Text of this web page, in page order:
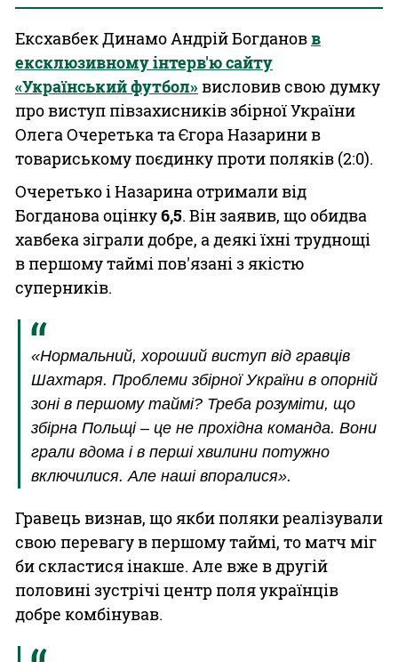
Ексхавбек Динамо Андрій Богдановв
ексклюзивному інтерв'ю сайту
«Український футбол»висловив свою думку
про виступ півзахисників збірної України
Олега Очеретька та Єгора Назарини в
товариському поєдинку проти поляків (2:0).
Очеретько і Назарина отримали від
Богданова оцінку6,5. Він заявив, що обидва
хавбека зіграли добре, а деякі їхні труднощі
в першому таймі пов'язані з якістю
суперників.
«Нормальний, хороший виступ від гравців
Шахтаря. Проблеми збірної України в опорній
зоні в першому таймі? Треба розуміти, що
збірна Польщі – це не прохідна команда. Вони
грали вдома і в перші хвилини потужно
включилися. Але наші впоралися».
Гравець визнав, що якби поляки реалізували
свою перевагу в першому таймі, то матч міг
би скластися інакше. Але вже в другій
половині зустрічі центр поля українців
добре комбінував.